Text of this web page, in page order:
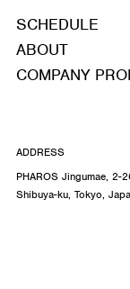
SCHEDULE
ABOUT
COMPANY
ADDRESS
PHAROS Jingumae, 2-
Shibuya-ku, Tokyo,